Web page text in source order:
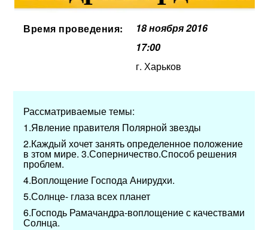
Время проведения:
18 ноября 2016
17:00
г. Харьков
Рассматриваемые темы:
1.Явление правителя Полярной звезды
2.Каждый хочет занять определенное положение
в зтом мире. 3.Соперничество.Способ решения
проблем.
4.Воплощение Господа Анирудхи.
5.Солнце- глаза всех планет
6.Господь Рамачандра-воплощение с качествами
Солнца.